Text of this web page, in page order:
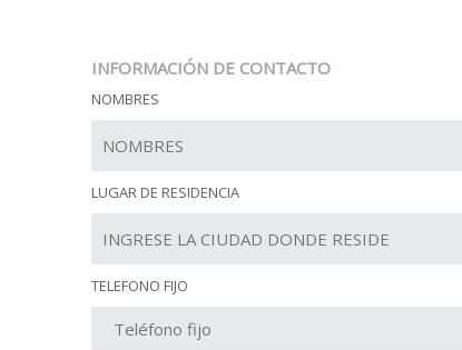
INFORMACIÓN DE CONTACTO
NOMBRES
LUGAR DE RESIDENCIA
TELEFONO FIJO